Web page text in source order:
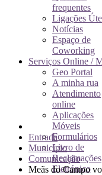
frequentes
Ligações
Notícias
Espaço de
Coworking
Serviços Online /
Geo Portal
A minha rua
Atendimento
online
Aplicações
Móveis
Formulários
Livro de
Reclamações
Eletrónico
Entrada
Município
Comunicação
Meãs do Campo